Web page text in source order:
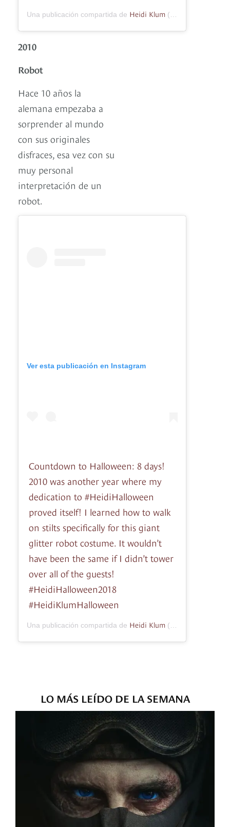
Una publicación compartida de Heidi Klum (@heidiklum) el
2010
Robot
Hace 10 años la
alemana empezaba a
sorprender al mundo
con sus originales
disfraces, esa vez con su
muy personal
interpretación de un
robot.
Ver esta publicación en Instagram
Countdown to Halloween: 8 days!
2010 was another year where my
dedication to #HeidiHalloween
proved itself! I learned how to walk
on stilts specifically for this giant
glitter robot costume. It wouldn’t
have been the same if I didn’t tower
over all of the guests!
#HeidiHalloween2018
#HeidiKlumHalloween
Una publicación compartida de Heidi Klum (@heidiklum) el
LO MÁS LEÍDO DE LA SEMANA